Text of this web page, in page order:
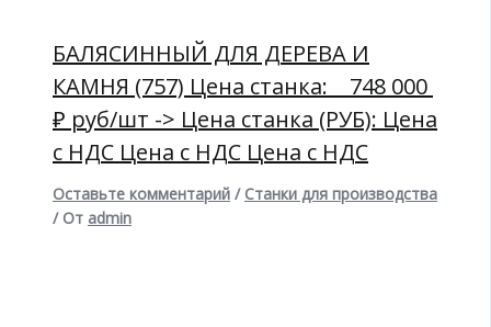
БАЛЯСИННЫЙ ДЛЯ ДЕРЕВА И
КАМНЯ (757) Цена станка: 748 000
₽ руб/шт -> Цена станка (РУБ): Цена
с НДС Цена с НДС Цена с НДС
Оставьте комментарий / Станки для производства
/ От admin